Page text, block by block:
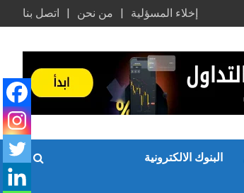
إخلاء المسؤلية من نحن اتصل بنا
البنوك الالكترونية